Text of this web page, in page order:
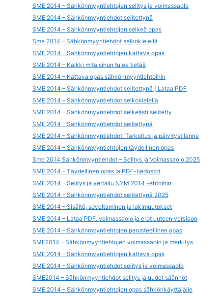
SME 2014 – Sähkönmyyntiehtojen selitys ja voimassaolo
SME 2014 – Sähkönmyyntiehdot selitettynä
SME 2014 – Sähkönmyyntiehtojen selkeä opas
Sme 2014 – Sähkönmyyntiehdot selkokielellä
SME 2014 – Sähkönmyyntiehtojen kattava opas
SME 2014 – Kaikki mitä sinun tulee tietää
SME 2014 – Kattava opas sähkönmyyntiehtoihin
SME 2014 – Sähkönmyyntiehdot selitettynä | Lataa PDF
SME 2014 – Sähkönmyyntiehdot selkokielellä
SME 2014 – Sähkönmyyntiehdot selkeästi selitetty
SME 2014 – Sähkönmyyntiehdot selitettynä
SME 2014 – Sähkönmyyntiehdot: Tarkoitus ja päivitystilanne
SME 2014 – Sähkönmyyntiehtojen täydellinen opas
Sme 2014 Sähkönmyyntiehdot – Selitys ja Voimassaolo 2025
SME 2014 – Täydellinen opas ja PDF-tiedostot
SME 2014 – Selitys ja vertailu NYM 2014 -ehtoihin
SME 2014 – Sähkönmyyntiehdot selitettynä 2025
SME 2014 – Sisältö, soveltaminen ja lakimuutokset
SME 2014 – Lataa PDF, voimassaolo ja erot uuteen versioon
SME 2014 – Sähkönmyyntiehtojen perusteellinen opas
SME2014 – Sähkönmyyntiehtojen voimassaolo ja merkitys
SME 2014 – Sähkönmyyntiehtojen kattava opas
SME 2014 – Sähkönmyyntiehdot selitys ja voimassaolo
SME2014 – Sähkönmyyntiehdot selitys ja uudet säännöt
SME 2014 – Sähkönmyyntiehtojen opas sähkönkäyttäjälle